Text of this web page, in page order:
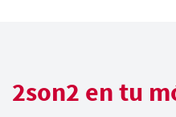
2son2 en tu